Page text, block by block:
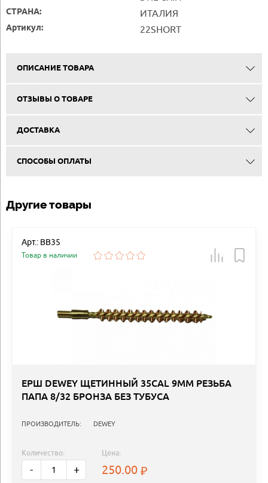
СТРАНА: ИТАЛИЯ
Артикул: 22SHORT
ОПИСАНИЕ ТОВАРА
ОТЗЫВЫ О ТОВАРЕ
ДОСТАВКА
СПОСОБЫ ОПЛАТЫ
Другие товары
Арт.: BB35
Товар в наличии
ЕРШ DEWEY ЩЕТИННЫЙ 35CAL 9MM РЕЗЬБА
ПАПА 8/32 БРОНЗА БЕЗ ТУБУСА
ПРОИЗВОДИТЕЛЬ: DEWEY
Количество:
- +
Цена:
250.00